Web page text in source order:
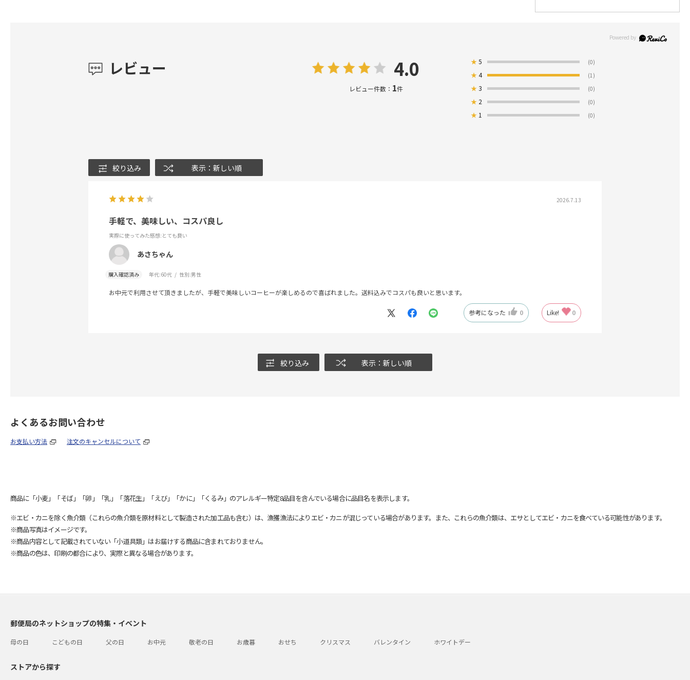
レビュー 4.0
レビュー件数： 1件
★5 (0)
★4 (1)
★3 (0)
★ 2 (0)
★ 1 (0)
絞り込み 表示：新しい順
2026.7.13
手軽で、美味しい、コスパ良し
実際に使ってみた感想:とても良い
あさちゃん
購入確認済み 年代:60代 性別:男性
お中元で利用させて頂きましたが、手軽で美味しいコーヒーが楽しめるので喜ばれました。送料込みでコスパも良いと思います。
参考になった 0 Like! 0
絞り込み 表示：新しい順
よくあるお問い合わせ
お支払い方法 注文のキャンセルについて
商品に「小麦」「そば」「卵」「乳」「落花生」「えび」「かに」「くるみ」のアレルギー特定8品目を含んでいる場合に品目名を表示します。
※エビ・カニを除く魚介類（これらの魚介類を原材料として製造された加工品も含む）は、漁獲漁法によりエビ・カニが混じっている場合があります。また、これらの魚介類は、エサとしてエビ・カニを食べている可能性があります。
※商品写真はイメージです。
※商品内容として記載されていない「小道具類」はお届けする商品に含まれておりません。
※商品の色は、印刷の都合により、実際と異なる場合があります。
郵便局のネットショップの特集・イベント
母の日 こどもの日 父の日 お中元 敬老の日 お歳暮 おせち クリスマス バレンタイン ホワイトデー
ストアから探す